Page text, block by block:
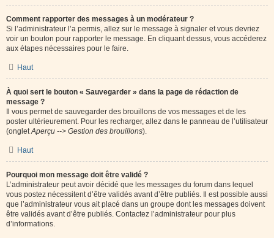
Comment rapporter des messages à un modérateur ?
Si l’administrateur l’a permis, allez sur le message à signaler et vous devriez
voir un bouton pour rapporter le message. En cliquant dessus, vous accéderez
aux étapes nécessaires pour le faire.
Haut
À quoi sert le bouton « Sauvegarder » dans la page de rédaction de
message ?
Il vous permet de sauvegarder des brouillons de vos messages et de les
poster ultérieurement. Pour les recharger, allez dans le panneau de l’utilisateur
(ongletAperçu --> Gestion des brouillons).
Haut
Pourquoi mon message doit être validé ?
L’administrateur peut avoir décidé que les messages du forum dans lequel
vous postez nécessitent d’être validés avant d’être publiés. Il est possible aussi
que l’administrateur vous ait placé dans un groupe dont les messages doivent
être validés avant d’être publiés. Contactez l’administrateur pour plus
d’informations.